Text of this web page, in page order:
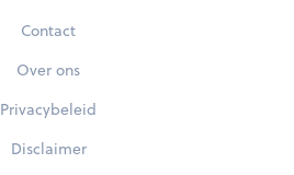
Contact
Over ons
Privacybeleid
Disclaimer